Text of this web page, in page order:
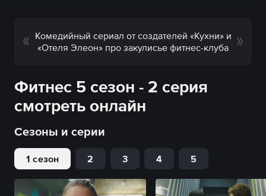
Комедийный сериал от создателей «Кухни» и
«Отеля Элеон» про закулисье фитнес-клуба
Фитнес 5 сезон - 2 серия
смотреть онлайн
Сезоны и серии
1 сезон 2 3 4 5